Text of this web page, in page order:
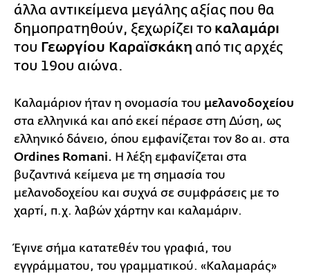
άλλα αντικείμενα μεγάλης αξίας που θα
δημοπρατηθούν, ξεχωρίζει το καλαμάρι
του Γεωργίου Καραϊσκάκη από τις αρχές
του 19ου αιώνα.
Καλαμάριον ήταν η ονομασία του μελανοδοχείου
στα ελληνικά και από εκεί πέρασε στη Δύση, ως
ελληνικό δάνειο, όπου εμφανίζεται τον 8ο αι. στα
Ordines Romani. Η λέξη εμφανίζεται στα
βυζαντινά κείμενα με τη σημασία του
μελανοδοχείου και συχνά σε συμφράσεις με το
χαρτί, π.χ. λαβών χάρτην και καλαμάριν.
Έγινε σήμα κατατεθέν του γραφιά, του
εγγράμματου, του γραμματικού. «Καλαμαράς»